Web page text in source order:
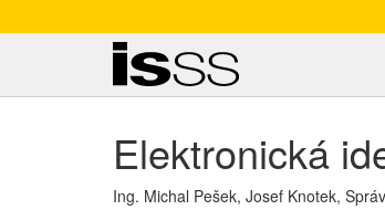
Elektronická
Ing. Michal Pešek, Josef Knotek,